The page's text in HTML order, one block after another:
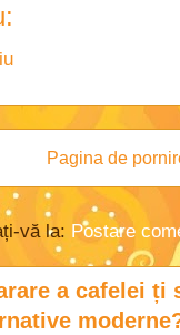
Pagina de
vă la: Postare
a cafelei